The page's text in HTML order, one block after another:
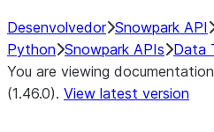
Desenvolvedor Snowpark API
Python Snowpark APIs Data
You are viewing
(1.46.0). View latest version